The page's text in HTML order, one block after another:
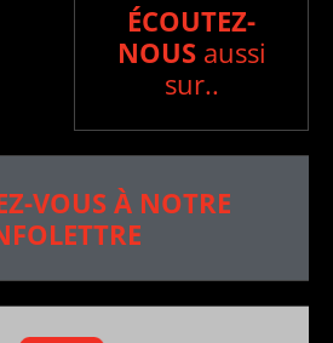
ÉCOUTEZ-
NOUS aussi
sur..
VOUS À NOTRE